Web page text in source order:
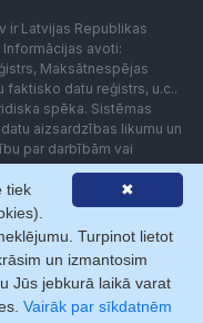
ir Latvijas Republikas
avoti:
Maksātnespējas
faktisko datu reģistrs, u.c..
spēka. Sistēmas
aizsardzības likumu un
par darbībām vai
Lietotājam aizliegts
iekārtas (robotus)
ar Firmas.lv. Galvenā
ar
✖
tiek
Turpinot lietot
un izmantosim
Jūs jebkurā laikā varat
Vairāk par sīkdatnēm